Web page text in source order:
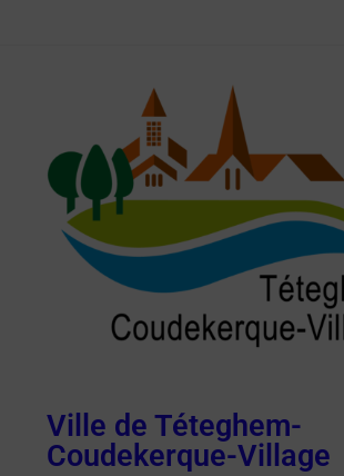
Ville de Téteghem-
Coudekerque-Village